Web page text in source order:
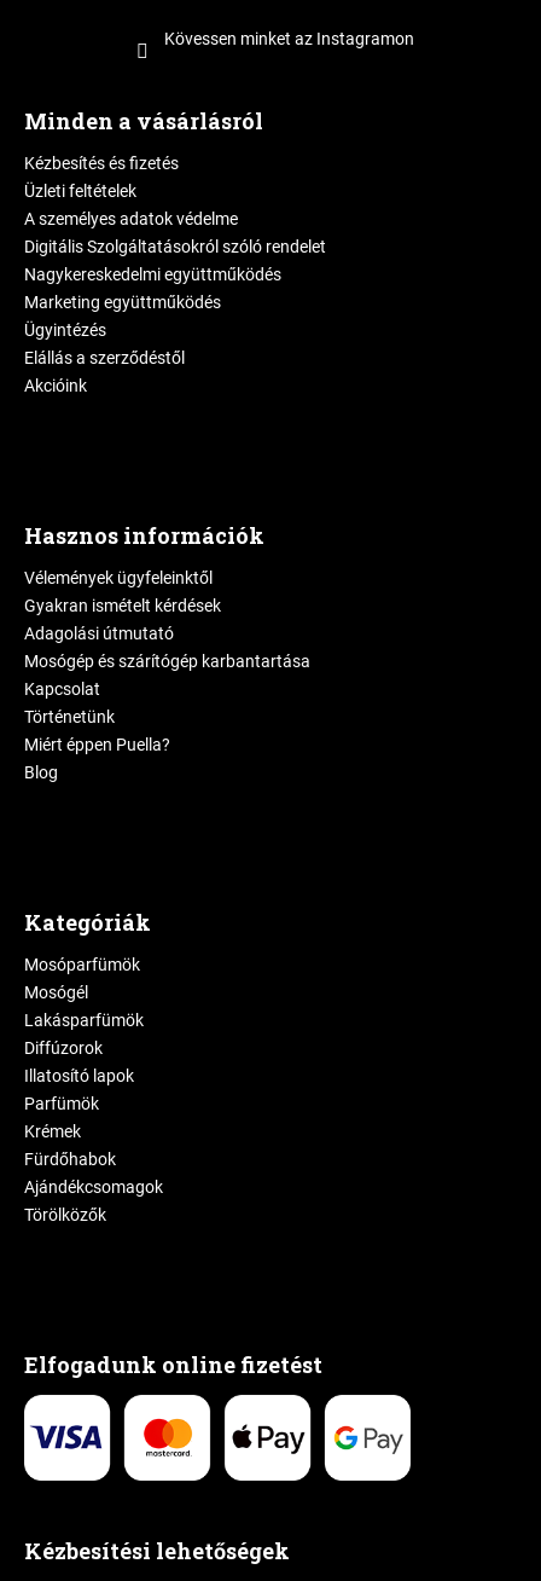
Kövessen minket az Instagramon
Minden a vásárlásról
Kézbesítés és fizetés
Üzleti feltételek
A személyes adatok védelme
Digitális Szolgáltatásokról szóló rendelet
Nagykereskedelmi együttműködés
Marketing együttműködés
Ügyintézés
Elállás a szerződéstől
Akcióink
Hasznos információk
Vélemények ügyfeleinktől
Gyakran ismételt kérdések
Adagolási útmutató
Mosógép és szárítógép karbantartása
Kapcsolat
Történetünk
Miért éppen Puella?
Blog
Kategóriák
Mosóparfümök
Mosógél
Lakásparfümök
Diffúzorok
Illatosító lapok
Parfümök
Krémek
Fürdőhabok
Ajándékcsomagok
Törölközők
Elfogadunk online fizetést
Kézbesítési lehetőségek